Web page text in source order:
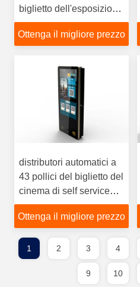
biglietto dell'esposizione
di pubblicità per il
cinema
Ottenga il migliore prezzo
distributori automatici a
43 pollici del biglietto del
cinema di self service
21,5 24 32 con il lettore
di codici a barre
Ottenga il migliore prezzo
1 2 3 4
9 10